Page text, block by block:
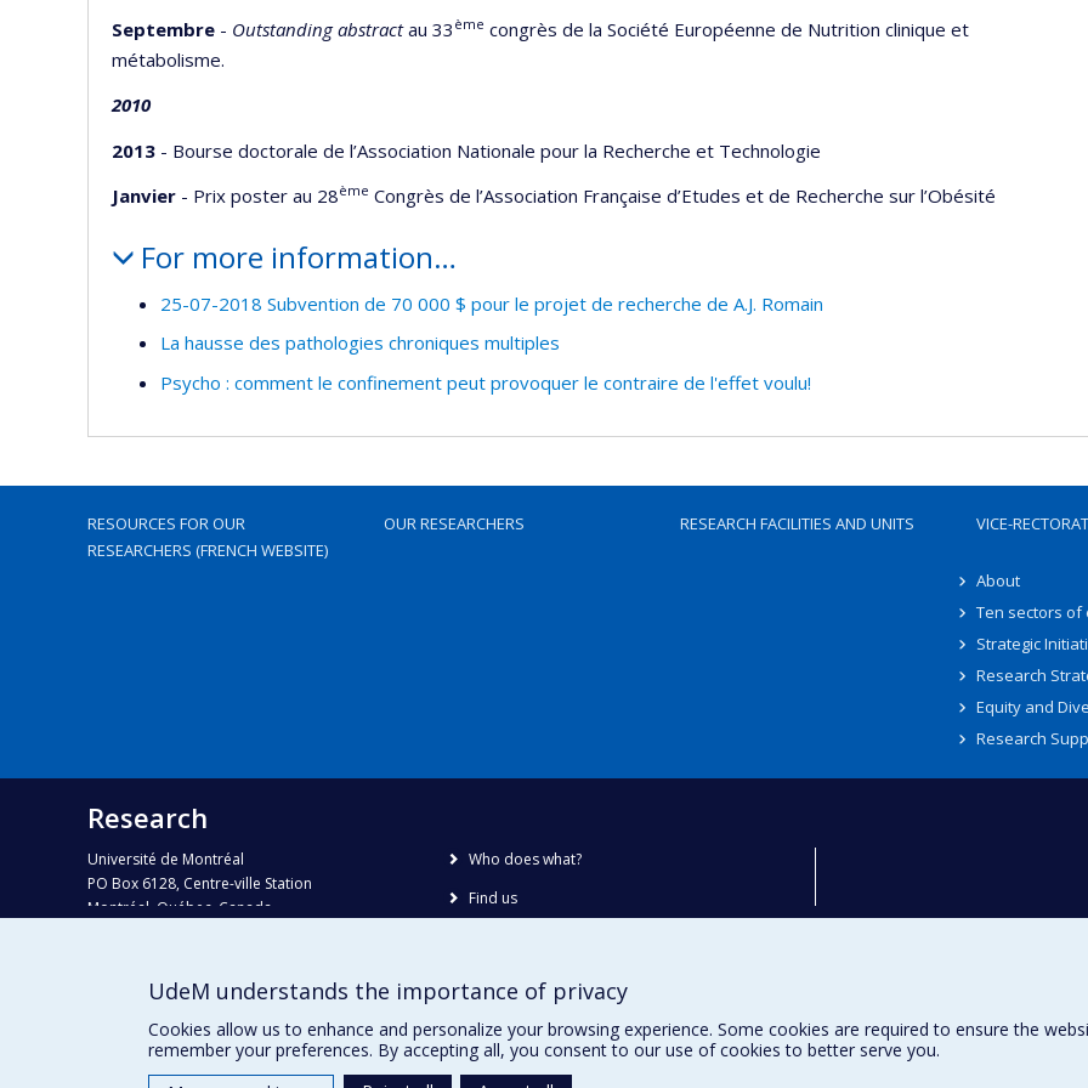
Septembre - Outstanding abstractau 33 ème congrès de la Société Européenne de Nutrition clinique et
métabolisme.
2010
2013 - Bourse doctorale de l’Association Nationale pour la Recherche et Technologie
Janvier - Prix poster au 28ème Congrès de l’Association Française d’Etudes et de Recherche sur l’Obésité
For more information…
25-07-2018 Subvention de 70 000 $ pour le projet de recherche de A.J. Romain
La hausse des pathologies chroniques multiples
Psycho : comment le confinement peut provoquer le contraire de l'effet voulu!
RESOURCES FOR OUR
RESEARCHERS (FRENCH WEBSITE)
OUR RESEARCHERS RESEARCH FACILITIES AND UNITS VICE-
About
Ten sectors of
Strategic
Research
Equity and
Research
Research
Université de Montréal
PO Box 6128, Centre-ville Station
Montréal, Québec, Canada
Phone : 514 343-6111, #38492
recherche@umontreal.ca
Who does what?
Find us
UdeM understands the importance of privacy
Cookies allow us to enhance and personalize your browsing experience. Some cookies are required to ensure the
remember your preferences. By accepting all, you consent to our use of cookies to better serve you.